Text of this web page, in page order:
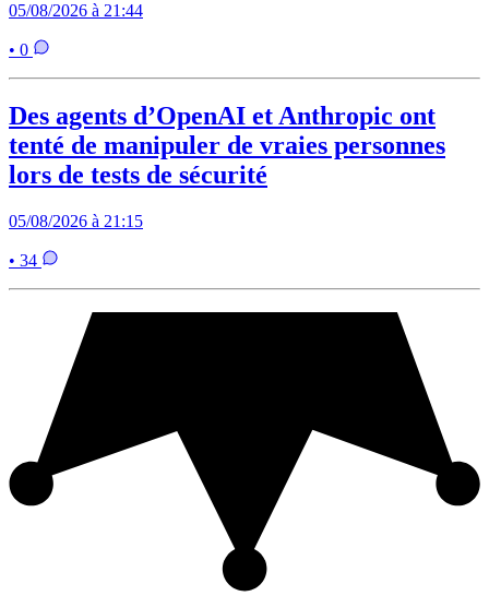
05/08/2026 à 21:44
• 0
Des agents d’OpenAI et Anthropic ont
tenté de manipuler de vraies personnes
lors de tests de sécurité
05/08/2026 à 21:15
• 34